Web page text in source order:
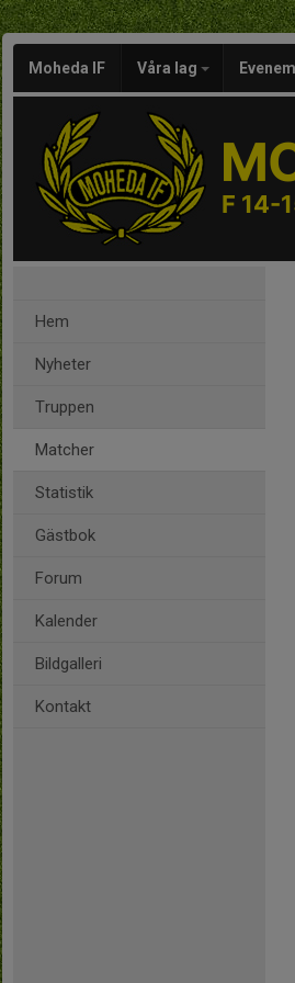
Moheda IF Våra lag
F 14-
Hem
Nyheter
Truppen
Matcher
Statistik
Gästbok
Forum
Kalender
Bildgalleri
Kontakt